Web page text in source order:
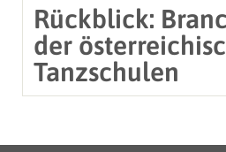
Rückblick:
der
Tanzschulen